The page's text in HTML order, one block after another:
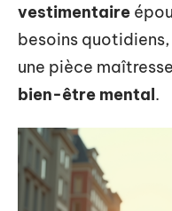
vestimentaire
besoins
une pièce
bien-être mental.